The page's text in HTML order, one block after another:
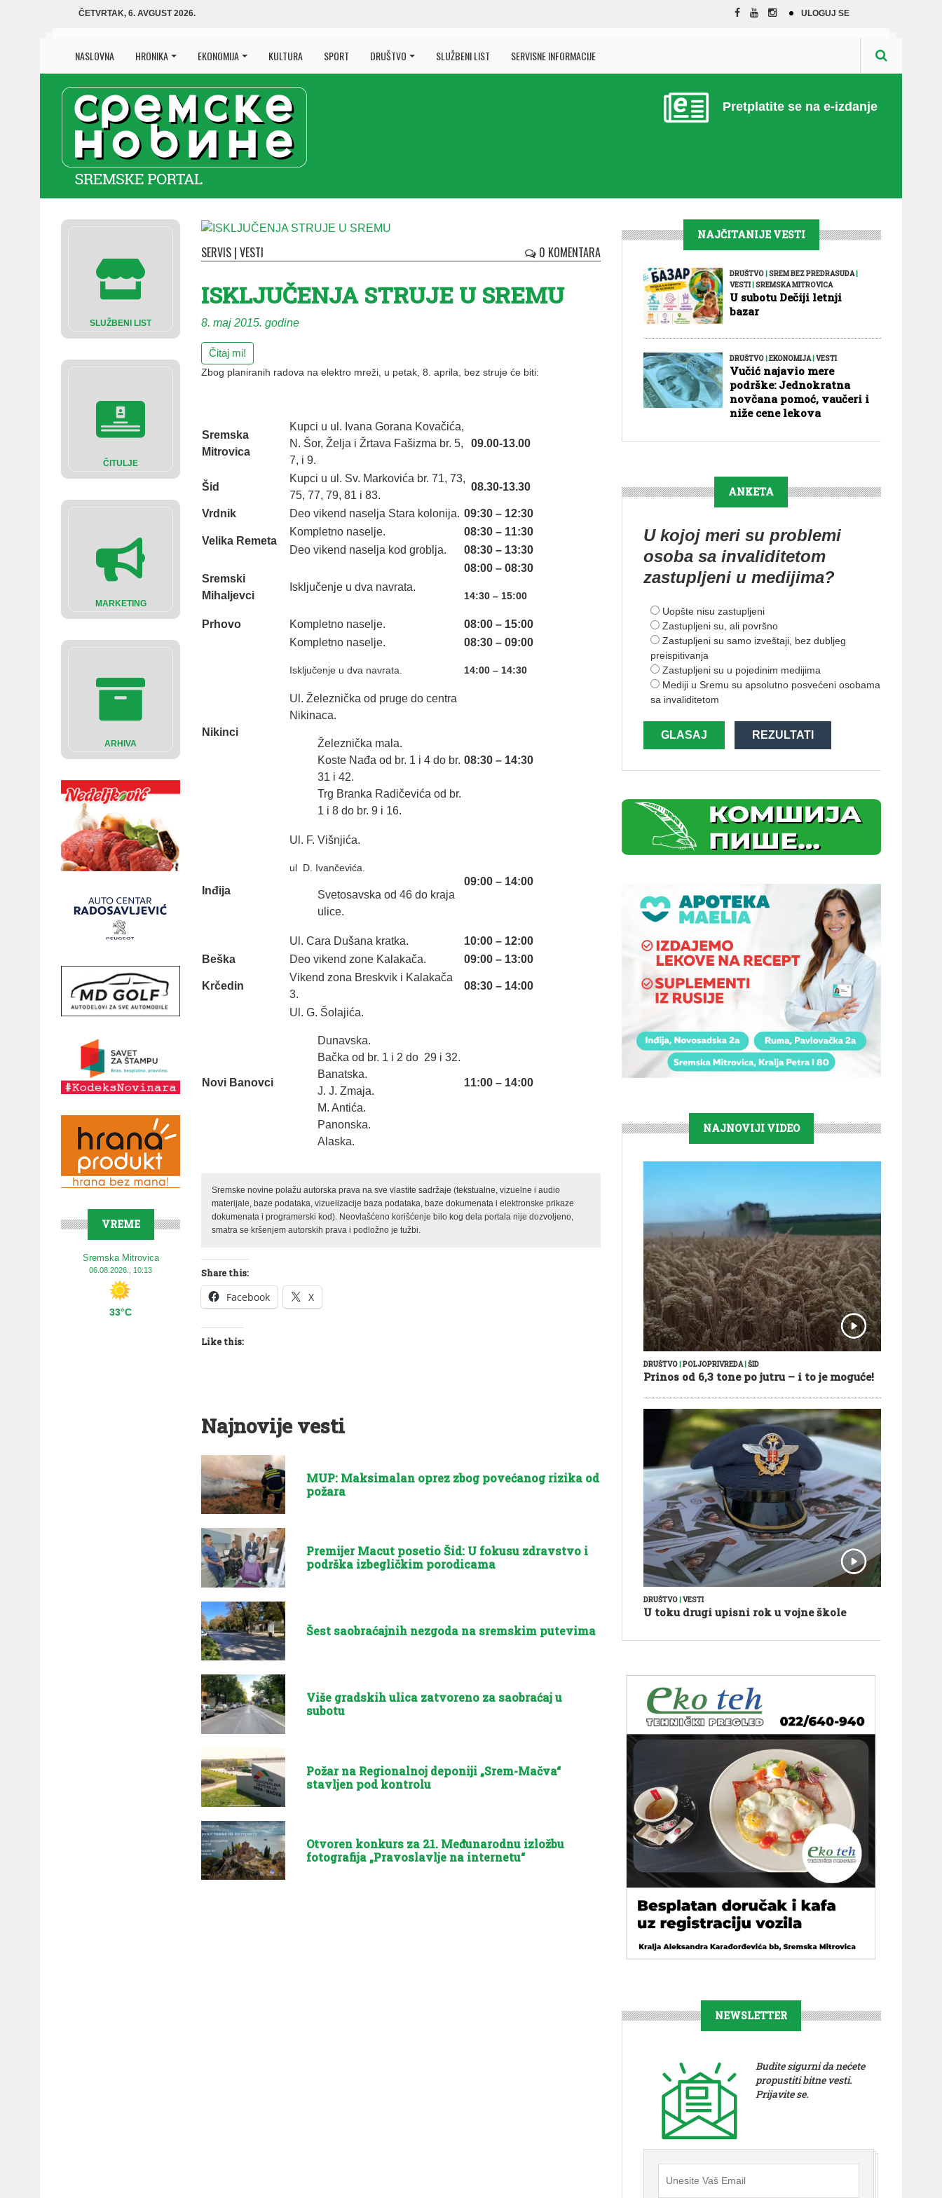
ČETVRTAK, 6. AVGUST 2026. ULOGUJ SE
NASLOVNA HRONIKA EKONOMIJA KULTURA SPORT DRUŠTVO SLUŽBENI LIST SERVISNE INFORMACIJE
Pretplatite se na e-izdanje
SLUŽBENI LIST
ČITULJE
MARKETING
ARHIVA
VREME
Sremska Mitrovica
06.08.2026., 10:13
33°C
SERVIS | VESTI 0 KOMENTARA
ISKLJUČENJA STRUJE U SREMU
8. maj 2015. godine
Čitaj mi!
Zbog planiranih radova na elektro mreži, u petak, 8. aprila, bez struje će biti:
Sremska
Mitrovica
Kupci u ul. Ivana Gorana Kovačića,
N. Šor, Želјa i Žrtava Fašizma br. 5,
7, i 9.
09.00-13.00
Šid
Kupci u ul. Sv. Markovića br. 71, 73,
75, 77, 79, 81 i 83.
08.30-13.30
Vrdnik Deo vikend naselјa Stara kolonija. 09:30 – 12:30
Velika Remeta
Kompletno naselјe.
08:30 – 11:30
Deo vikend naselјa kod groblјa.
08:30 – 13:30
Sremski
Mihalјevci
Isklјučenje u dva navrata.
08:00 – 08:30
14:30 – 15:00
Prhovo Kompletno naselјe. 08:00 – 15:00
Nikinci
Kompletno naselјe.
Isklјučenje u dva navrata.
08:30 – 09:00
14:00 – 14:30
Ul. Železnička od pruge do centra
Nikinaca.
Železnička mala.
Koste Nađa od br. 1 i 4 do br.
31 i 42.
Trg Branka Radičevića od br.
1 i 8 do br. 9 i 16.
08:30 – 14:30
Inđija
Ul. F. Višnjića.
ul D. Ivančevića.
Svetosavska od 46 do kraja
ulice.
09:00 – 14:00
Ul. Cara Dušana kratka.
10:00 – 12:00
Beška
Deo vikend zone Kalakača. 09:00 – 13:00
Krčedin
Vikend zona Breskvik i Kalakača
3.
08:30 – 14:00
Novi Banovci
Ul. G. Šolajića.
Dunavska.
Bačka od br. 1 i 2 do 29 i 32.
Banatska.
J. J. Zmaja.
M. Antića.
Panonska.
Alaska.
11:00 – 14:00
Sremske novine polažu autorska prava na sve vlastite sadržaje (tekstualne, vizuelne i audio
materijale, baze podataka, vizuelizacije baza podataka, baze dokumenata i elektronske prikaze
dokumenata i programerski kod). Neovlašćeno korišćenje bilo kog dela portala nije dozvoljeno,
smatra se kršenjem autorskih prava i podložno je tužbi.
Share this:
Facebook X
Like this:
Najnovije vesti
MUP: Maksimalan oprez zbog povećanog rizika od
požara
Premijer Macut posetio Šid: U fokusu zdravstvo i
podrška izbegličkim porodicama
Šest saobraćajnih nezgoda na sremskim putevima
Više gradskih ulica zatvoreno za saobraćaj u
subotu
Požar na Regionalnoj deponiji „Srem-Mačva“
stavljen pod kontrolu
Otvoren konkurs za 21. Međunarodnu izložbu
fotografija „Pravoslavlje na internetu“
NAJČITANIJE VESTI
DRUŠTVO|SREM BEZ PREDRASUDA|
VESTI|SREMSKA MITROVICA
U subotu Dečiji letnji
bazar
DRUŠTVO|EKONOMIJA|VESTI
Vučić najavio mere
podrške: Jednokratna
novčana pomoć, vaučeri i
niže cene lekova
ANKETA
U kojoj meri su problemi
osoba sa invaliditetom
zastupljeni u medijima?
Uopšte nisu zastupljeni
Zastupljeni su, ali površno
Zastupljeni su samo izveštaji, bez dubljeg
preispitivanja
Zastupljeni su u pojedinim medijima
Mediji u Sremu su apsolutno posvećeni osobama
sa invaliditetom
GLASAJ REZULTATI
NAJNOVIJI VIDEO
DRUŠTVO|POLJOPRIVREDA|ŠID
Prinos od 6,3 tone po jutru – i to je moguće!
DRUŠTVO VESTI
U toku drugi upisni rok u vojne škole
NEWSLETTER
Budite sigurni da nećete
propustiti bitne vesti.
Prijavite se.